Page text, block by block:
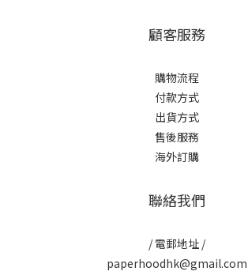
顧客服務
購物流程
付款方式
出貨方式
售後服務
海外訂購
聯絡我們
/ 電郵地址 /
paperhoodhk@gmail.com